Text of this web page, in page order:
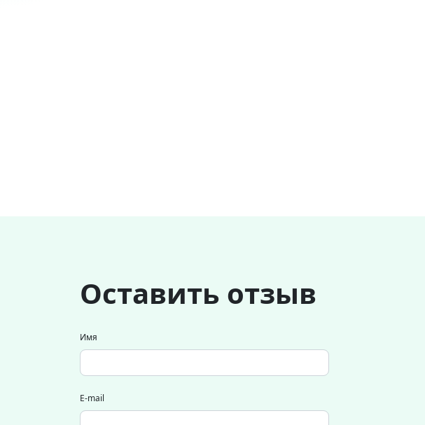
Оставить отзыв
Имя
E-mail